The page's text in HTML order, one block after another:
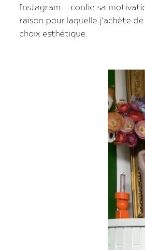
Instagram – confie sa
raison pour laquelle j’achète
choix esthétique.